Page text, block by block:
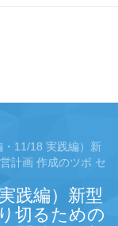
11/18 実践編）新
計画 作成のツボ セ
践編）新型
切るための